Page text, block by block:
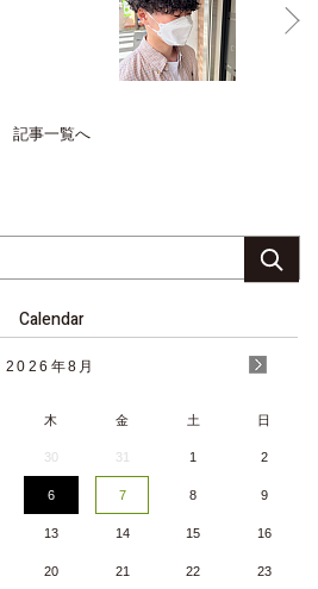
記事一覧へ
Calendar
2026 年8月
木 金 土 日
30 31 1 2
6 7 8 9
13 14 15 16
20 21 22 23